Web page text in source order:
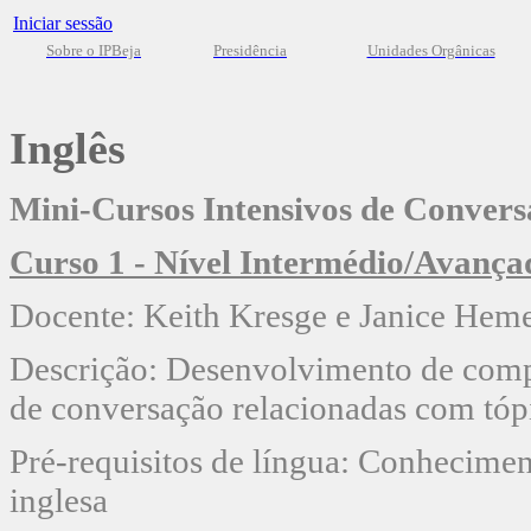
Iniciar sessão
Sobre o IPBeja Presidência Unidades Orgânicas
Inglês
Mini-Cursos Intensivos de
Curso 1 - Nível Intermédio/
Docente: Keith Kresge e Janice
Descrição: Desenvolvimento de
de conversação relacionadas com
Pré-requisitos de língua:
inglesa